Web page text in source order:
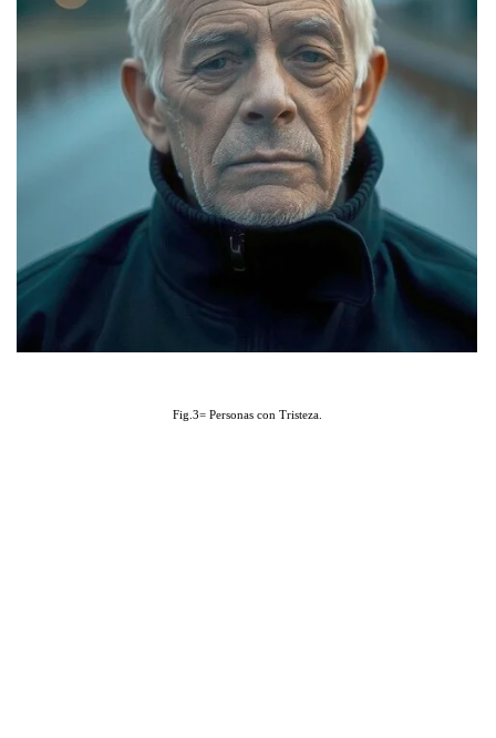
Fig.3= Personas con Tristeza.